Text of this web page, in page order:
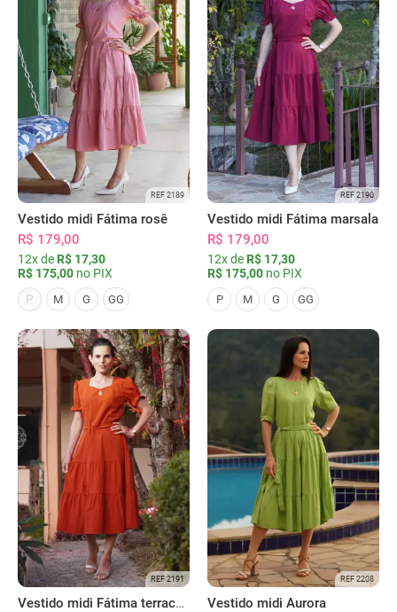
REF 2189
Vestido midi Fátima rosê
R$ 179,00
12x de R$ 17,30
R$ 175,00 no PIX
P
M G GG
REF 2190
Vestido midi Fátima marsala
R$ 179,00
12x de R$ 17,30
R$ 175,00 no PIX
P M G GG
REF 2191
Vestido midi Fátima terracota
REF 2208
Vestido midi Aurora